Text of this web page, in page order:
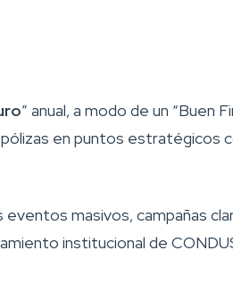
” anual, a modo de un “Buen
en puntos estratégicos
masivos, campañas
institucional de